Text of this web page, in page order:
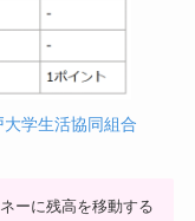
学生活協同組合
ーに残高を移動する